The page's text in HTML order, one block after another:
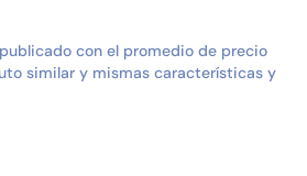
con el promedio de precio
similar y mismas características y